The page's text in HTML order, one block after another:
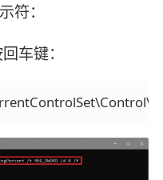
符：
车键：